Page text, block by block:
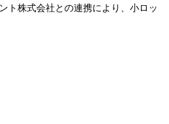
ト株式会社との連携により、小ロッ